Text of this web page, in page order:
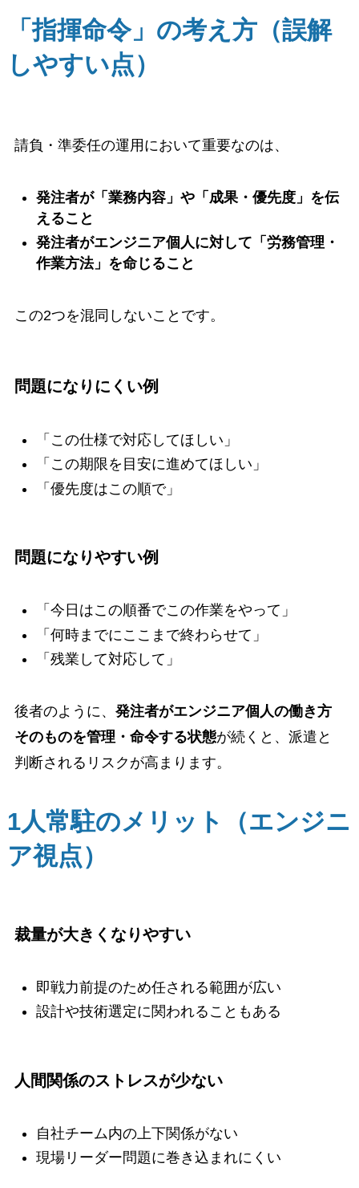
「指揮命令」の考え方（誤解
しやすい点）
請負・準委任の運用において重要なのは、
発注者が「業務内容」や「成果・優先度」を伝
えること
発注者がエンジニア個人に対して「労務管理・
作業方法」を命じること
この2つを混同しないことです。
問題になりにくい例
「この仕様で対応してほしい」
「この期限を目安に進めてほしい」
「優先度はこの順で」
問題になりやすい例
「今日はこの順番でこの作業をやって」
「何時までにここまで終わらせて」
「残業して対応して」
後者のように、 発注者がエンジニア個人の働き方
そのものを管理・命令する状態が続くと、派遣と
判断されるリスクが高まります。
1人常駐のメリット（エンジニ
ア視点）
裁量が大きくなりやすい
即戦力前提のため任される範囲が広い
設計や技術選定に関われることもある
人間関係のストレスが少ない
自社チーム内の上下関係がない
現場リーダー問題に巻き込まれにくい